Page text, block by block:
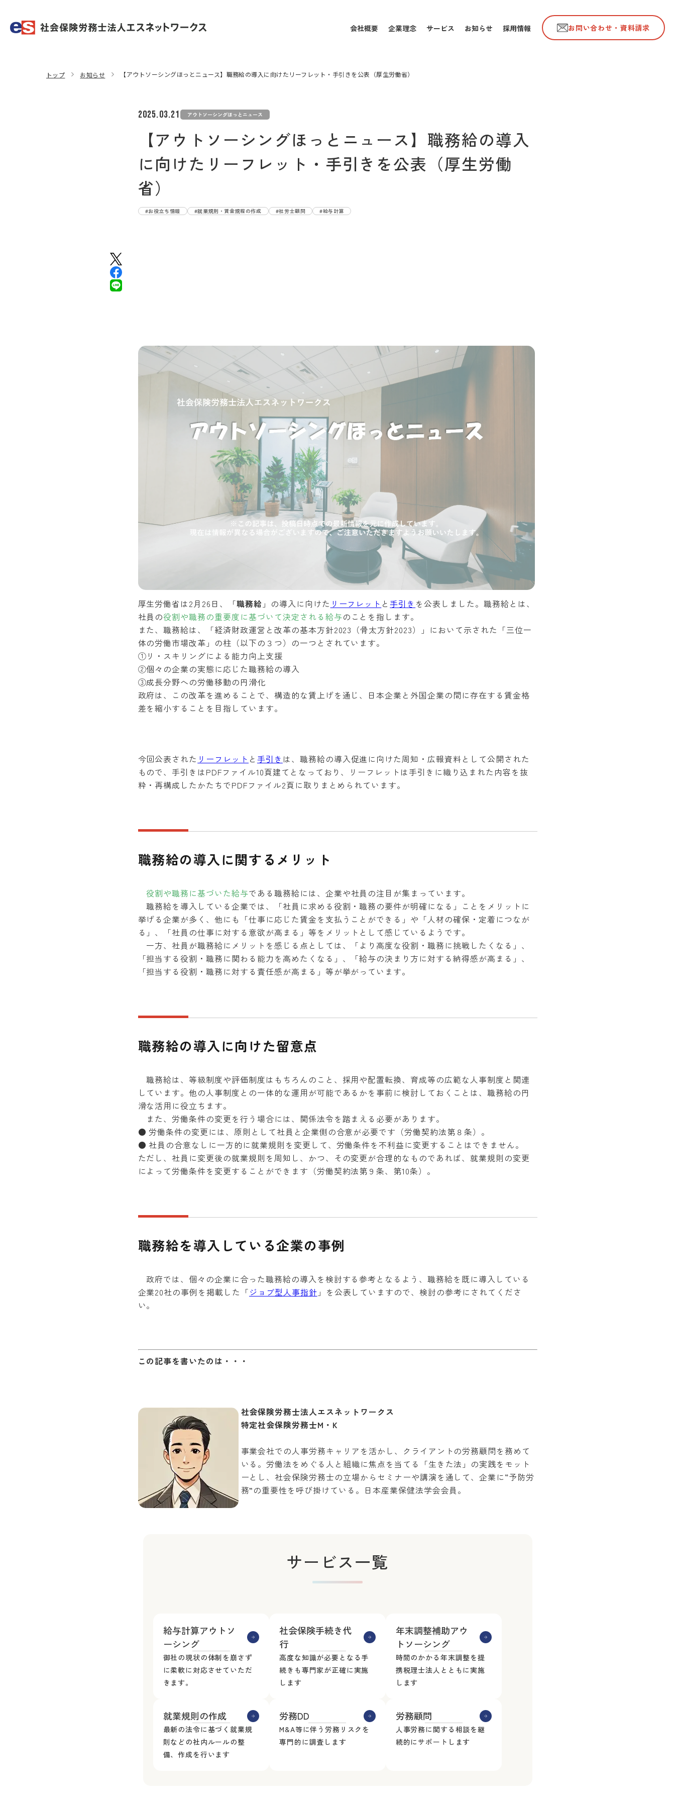
会社概要 企業理念 サービス お知らせ 採用情報 お問い合わせ・資料請求
トップ お知らせ 【アウトソーシングほっとニュース】職務給の導入に向けたリーフレット・手引きを公表（厚生労働省）
2025.03.21 アウトソーシングほっとニュース
【アウトソーシングほっとニュース】職務給の導入
に向けたリーフレット・手引きを公表（厚生労働
省）
#お役立ち情報 #就業規則・賃金規程の作成 #社労士顧問 #給与計算
厚生労働省は2月26日、「職務給 」の導入に向けた リーフレット と手引き を公表しました。職務給とは、
社員の役割や職務の重要度に基づいて決定される給与のことを指します。
また、職務給は、「経済財政運営と改革の基本方針2023（骨太方針2023）」において示された「三位一
体の労働市場改革」の柱（以下の３つ）の一つとされています。
①リ・スキリングによる能力向上支援
②個々の企業の実態に応じた職務給の導入
③成長分野への労働移動の円滑化
政府は、この改革を進めることで、構造的な賃上げを通じ、日本企業と外国企業の間に存在する賃金格
差を縮小することを目指しています。
今回公表された リーフレット と 手引き は、職務給の導入促進に向けた周知・広報資料として公開された
もので、手引きはPDFファイル10頁建てとなっており、リーフレットは手引きに織り込まれた内容を抜
粋・再構成したかたちでPDFファイル2頁に取りまとめられています。
職務給の導入に関するメリット
役割や職務に基づいた給与である職務給には、企業や社員の注目が集まっています。
職務給を導入している企業では、「社員に求める役割・職務の要件が明確になる」ことをメリットに
挙げる企業が多く、他にも「仕事に応じた賃金を支払うことができる」や「人材の確保・定着につなが
る」、「社員の仕事に対する意欲が高まる」等をメリットとして感じているようです。
一方、社員が職務給にメリットを感じる点としては、「より高度な役割・職務に挑戦したくなる」、
「担当する役割・職務に関わる能力を高めたくなる」、「給与の決まり方に対する納得感が高まる」、
「担当する役割・職務に対する責任感が高まる」等が挙がっています。
職務給の導入に向けた留意点
職務給は、等級制度や評価制度はもちろんのこと、採用や配置転換、育成等の広範な人事制度と関連
しています。他の人事制度との一体的な運用が可能であるかを事前に検討しておくことは、職務給の円
滑な活用に役立ちます。
また、労働条件の変更を行う場合には、関係法令を踏まえる必要があります。
● 労働条件の変更には、原則として社員と企業側の合意が必要です（労働契約法第８条）。
● 社員の合意なしに一方的に就業規則を変更して、労働条件を不利益に変更することはできません。
ただし、社員に変更後の就業規則を周知し、かつ、その変更が合理的なものであれば、就業規則の変更
によって労働条件を変更することができます（労働契約法第９条、第10条）。
職務給を導入している企業の事例
政府では、個々の企業に合った職務給の導入を検討する参考となるよう、職務給を既に導入している
企業20社の事例を掲載した「ジョブ型人事指針 」を公表していますので、検討の参考にされてくださ
い。
この記事を書いたのは・・・
社会保険労務士法人エスネットワークス
特定社会保険労務士M・K
事業会社での人事労務キャリアを活かし、クライアントの労務顧問を務めて
いる。労働法をめぐる人と組織に焦点を当てる「生きた法」の実践をモット
ーとし、社会保険労務士の立場からセミナーや講演を通して、企業に“予防労
務”の重要性を呼び掛けている。日本産業保健法学会会員。
サービス一覧
給与計算アウトソ
ーシング
御社の現状の体制を崩さず
に柔軟に対応させていただ
きます。
社会保険手続き代
行
高度な知識が必要となる手
続きも専門家が正確に実施
します
年末調整補助アウ
トソーシング
時間のかかる年末調整を提
携税理士法人とともに実施
します
就業規則の作成
最新の法令に基づく就業規
則などの社内ルールの整
備、作成を行います
労務DD
M&A等に伴う労務リスクを
専門的に調査します
労務顧問
人事労務に関する相談を継
続的にサポートします